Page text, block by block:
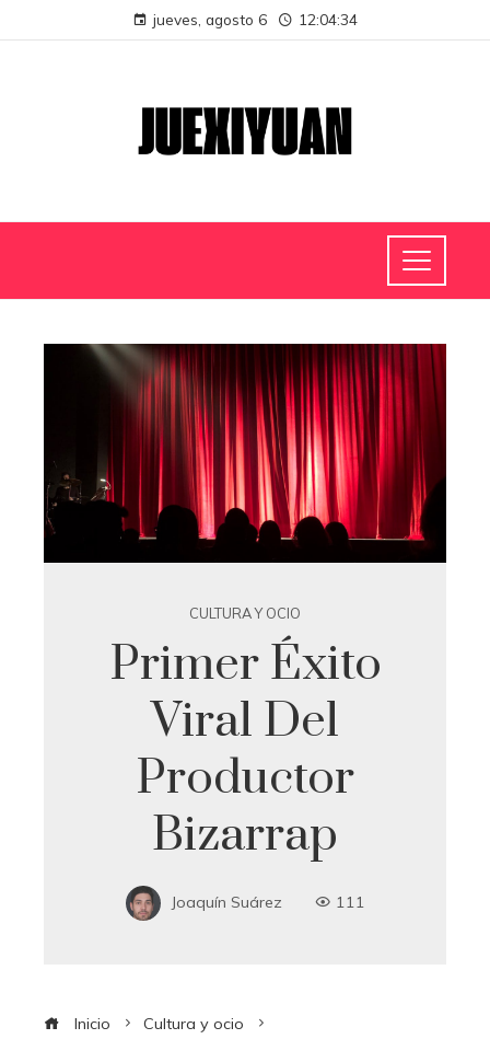
jueves, agosto 6 12:04:35
CULTURA Y OCIO
Primer Éxito
Viral Del
Productor
Bizarrap
Joaquín Suárez 111
Inicio
Cultura y ocio